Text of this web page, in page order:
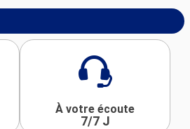
À votre écoute
7/7 J